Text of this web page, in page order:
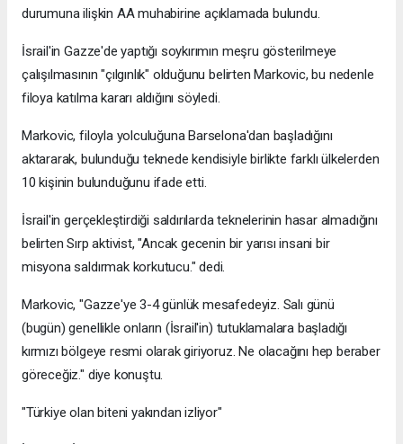
durumuna ilişkin AA muhabirine açıklamada bulundu.
İsrail'in Gazze'de yaptığı soykırımın meşru gösterilmeye
çalışılmasının "çılgınlık" olduğunu belirten Markovic, bu nedenle
filoya katılma kararı aldığını söyledi.
Markovic, filoyla yolculuğuna Barselona'dan başladığını
aktararak, bulunduğu teknede kendisiyle birlikte farklı ülkelerden
10 kişinin bulunduğunu ifade etti.
İsrail'in gerçekleştirdiği saldırılarda teknelerinin hasar almadığını
belirten Sırp aktivist, "Ancak gecenin bir yarısı insani bir
misyona saldırmak korkutucu." dedi.
Markovic, "Gazze'ye 3-4 günlük mesafedeyiz. Salı günü
(bugün) genellikle onların (İsrail'in) tutuklamalara başladığı
kırmızı bölgeye resmi olarak giriyoruz. Ne olacağını hep beraber
göreceğiz." diye konuştu.
"Türkiye olan biteni yakından izliyor"